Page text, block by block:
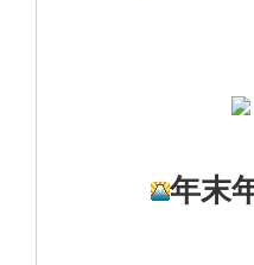
年末